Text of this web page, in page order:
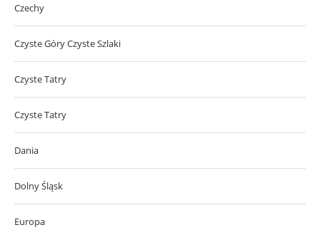
Czechy
Czyste Góry Czyste Szlaki
Czyste Tatry
Czyste Tatry
Dania
Dolny Śląsk
Europa